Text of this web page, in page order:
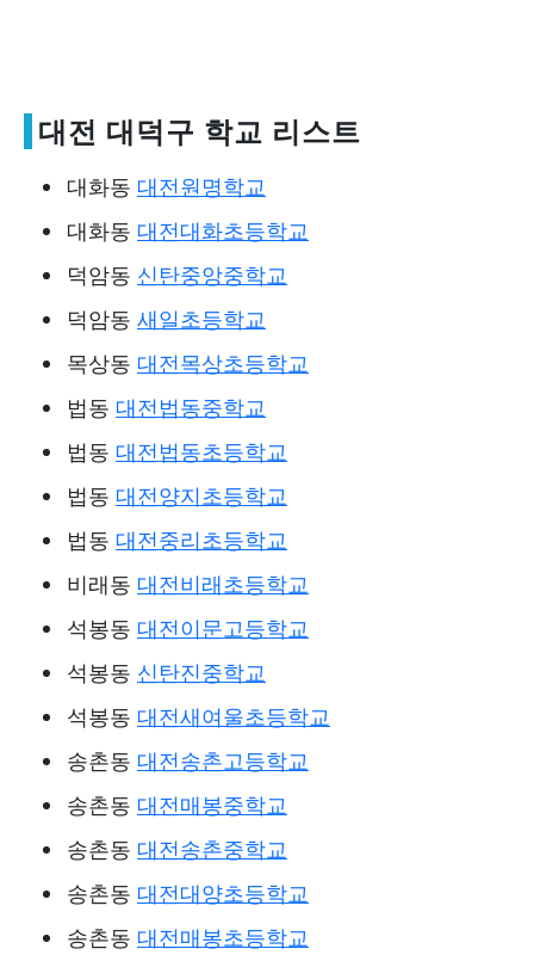
대전 대덕구 학교 리스트
대화동 대전원명학교
대화동 대전대화초등학교
덕암동 신탄중앙중학교
덕암동 새일초등학교
목상동 대전목상초등학교
법동 대전법동중학교
법동 대전법동초등학교
법동 대전양지초등학교
법동 대전중리초등학교
비래동 대전비래초등학교
석봉동 대전이문고등학교
석봉동 신탄진중학교
석봉동 대전새여울초등학교
송촌동 대전송촌고등학교
송촌동 대전매봉중학교
송촌동 대전송촌중학교
송촌동 대전대양초등학교
송촌동 대전매봉초등학교